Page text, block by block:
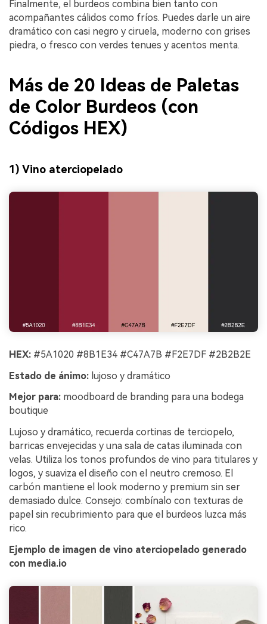
Finalmente, el burdeos combina bien tanto con
acompañantes cálidos como fríos. Puedes darle un aire
dramático con casi negro y ciruela, moderno con grises
piedra, o fresco con verdes tenues y acentos menta.
Más de 20 Ideas de Paletas
de Color Burdeos (con
Códigos HEX)
1) Vino aterciopelado
HEX: #5A1020 #8B1E34 #C47A7B #F2E7DF #2B2B2E
Estado de ánimo: lujoso y dramático
Mejor para: moodboard de branding para una bodega
boutique
Lujoso y dramático, recuerda cortinas de terciopelo,
barricas envejecidas y una sala de catas iluminada con
velas. Utiliza los tonos profundos de vino para titulares y
logos, y suaviza el diseño con el neutro cremoso. El
carbón mantiene el look moderno y premium sin ser
demasiado dulce. Consejo: combínalo con texturas de
papel sin recubrimiento para que el burdeos luzca más
rico.
Ejemplo de imagen de vino aterciopelado generado
con media.io